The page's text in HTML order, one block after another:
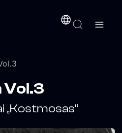
Vol.3
„Kostmosas“